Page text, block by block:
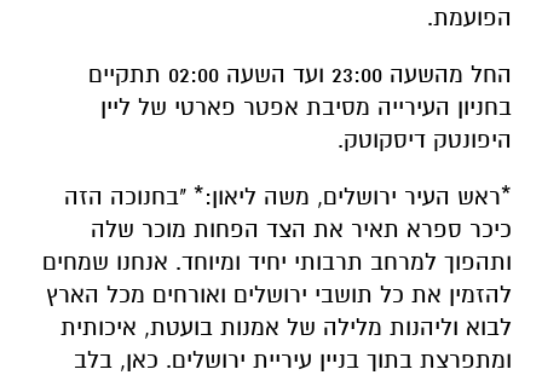
הפועמת.
החל מהשעה 23:00 ועד השעה 02:00 תתקיים
בחניון העירייה מסיבת אפטר פארטי של ליין
היפונטק דיסקוטק.
*ראש העיר ירושלים, משה ליאון:* "בחנוכה הזה
כיכר ספרא תאיר את הצד הפחות מוכר שלה
ותהפוך למרחב תרבותי יחיד ומיוחד. אנחנו שמחים
להזמין את כל תושבי ירושלים ואורחים מכל הארץ
לבוא וליהנות מלילה של אמנות בועטת, איכותית
ומתפרצת בתוך בניין עיריית ירושלים. כאן, בלב